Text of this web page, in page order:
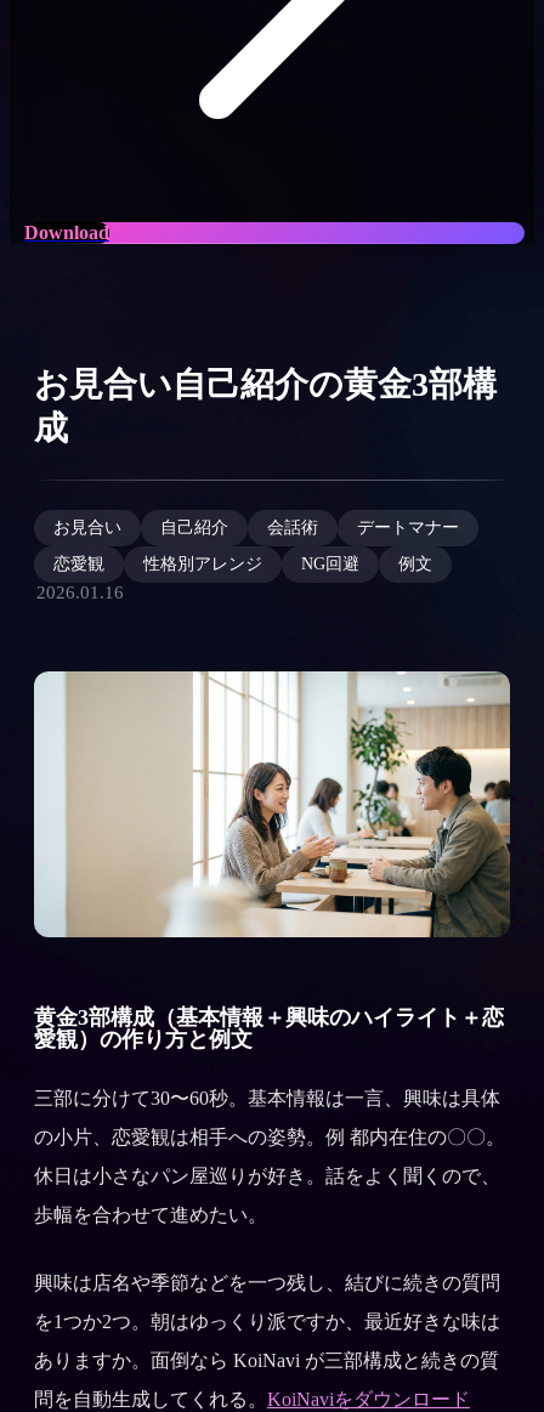
Download
お見合い自己紹介の黄金3部構
成
お見合い 自己紹介 会話術
デートマナー
恋愛観
性格別アレンジ NG回避 例文
2026.01.16
黄金3部構成（基本情報＋興味のハイライト＋恋
愛観）の作り方と例文
三部に分けて30〜60秒。基本情報は一言、興味は具体
の小片、恋愛観は相手への姿勢。例 都内在住の〇〇。
休日は小さなパン屋巡りが好き。話をよく聞くので、
歩幅を合わせて進めたい。
興味は店名や季節などを一つ残し、結びに続きの質問
を1つか2つ。朝はゆっくり派ですか、最近好きな味は
ありますか。面倒なら KoiNavi が三部構成と続きの質
問を自動生成してくれる。 KoiNaviをダウンロード